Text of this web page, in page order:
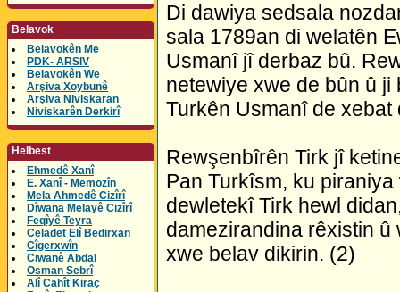
Belavok
Belavokên Me
PDK- ARSIV
Belavokên We
Arşiva Xoybunê
Arşiva Niviskaran
Niviskarên Derkirî
Helbest
Ehmedê Xanî
E. Xanî - Memozîn
Mela Ahmedê Cizîrî
Dîwana Melayê Cizîrî
Feqîyê Teyra
Celadet Elî Bedirxan
Cîgerxwîn
Ciwanê Abdal
Osman Sebrî
Alî Cahît Kiraç
Di dawiya sedsala
sala 1789an di welatên
Usmanî jî derbaz bû.
netewiye xwe de bûn û
Turkên Usmanî de xebat
Rewşenbîrên Tirk jî
Pan Turkîsm, ku
dewletekî Tirk hewl
damezirandina rêxistin
xwe belav dikirin. (2)